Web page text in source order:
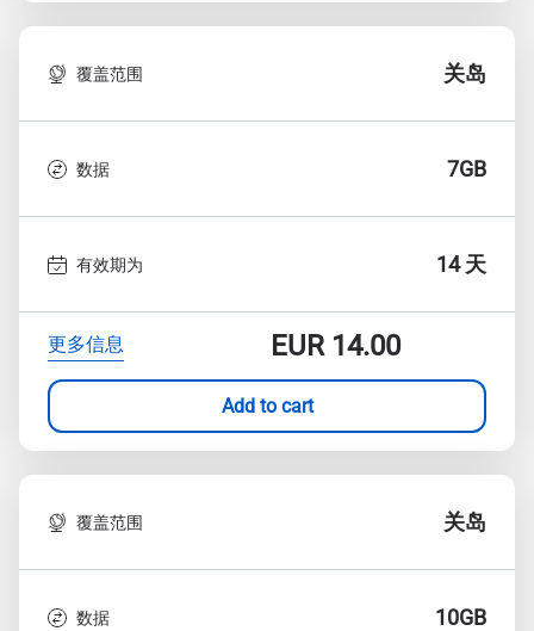
覆盖范围 关岛
数据 7GB
有效期为 14 天
更多信息 EUR14.00
Add to cart
覆盖范围 关岛
数据 10GB